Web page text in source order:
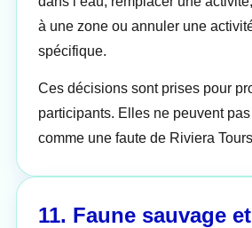
à une zone ou annuler une
spécifique.
Ces décisions sont prises pour
participants. Elles ne peuvent
comme une faute de Riviera
11. Faune sauvage et